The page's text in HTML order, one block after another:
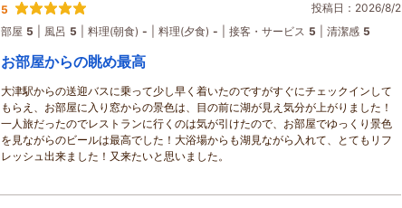
5
投稿日：2026/8/2
部屋 5 風呂 5 料理(朝食) - 料理(夕食) - 接客・サービス 5 清潔感 5
お部屋からの眺め最高
大津駅からの送迎バスに乗って少し早く着いたのですがすぐにチェックインして
もらえ、お部屋に入り窓からの景色は、目の前に湖が見え気分が上がりました！
一人旅だったのでレストランに行くのは気が引けたので、お部屋でゆっくり景色
を見ながらのビールは最高でした！大浴場からも湖見ながら入れて、とてもリフ
レッシュ出来ました！又来たいと思いました。